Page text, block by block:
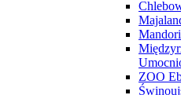
ZOO